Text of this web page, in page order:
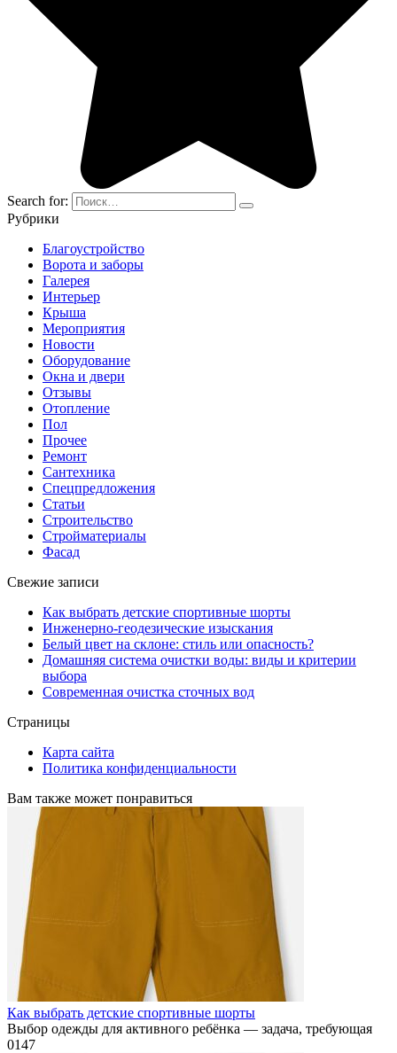
Search for:
Рубрики
Благоустройство
Ворота и заборы
Галерея
Интерьер
Крыша
Мероприятия
Новости
Оборудование
Окна и двери
Отзывы
Отопление
Пол
Прочее
Ремонт
Сантехника
Спецпредложения
Статьи
Строительство
Стройматериалы
Фасад
Свежие записи
Как выбрать детские спортивные шорты
Инженерно-геодезические изыскания
Белый цвет на склоне: стиль или опасность?
Домашняя система очистки воды: виды и критерии
выбора
Современная очистка сточных вод
Страницы
Карта сайта
Политика конфиденциальности
Вам также может понравиться
Как выбрать детские спортивные шорты
Выбор одежды для активного ребёнка — задача, требующая
0147